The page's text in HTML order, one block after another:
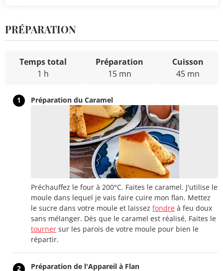
PRÉPARATION
Temps total
1 h
Préparation
15 mn
Cuisson
45 mn
1 Préparation du Caramel
Préchauffez le four à 200°C. Faites le caramel. J'utilise le
moule dans lequel je vais faire cuire mon flan. Mettez
le sucre dans votre moule et laissez fondre à feu doux
sans mélanger. Dès que le caramel est réalisé, Faites le
tourner sur les parois de votre moule pour bien le
répartir.
2
Préparation de l'Appareil à Flan